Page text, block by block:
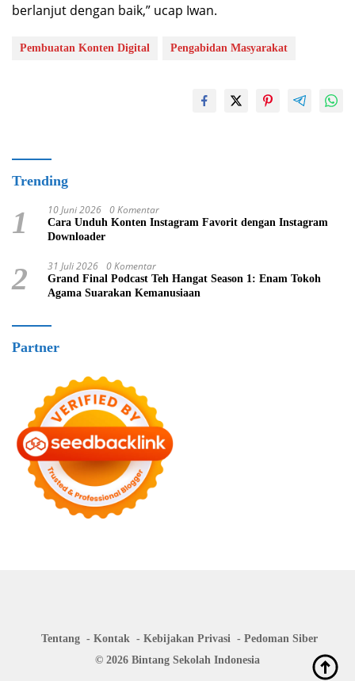
berlanjut dengan baik,” ucap Iwan.
Pembuatan Konten Digital Pengabidan Masyarakat
Trending
1 10 Juni 2026 0 Komentar
Cara Unduh Konten Instagram Favorit dengan Instagram
Downloader
2 31 Juli 2026 0 Komentar
Grand Final Podcast Teh Hangat Season 1: Enam Tokoh
Agama Suarakan Kemanusiaan
Partner
Tentang Kontak Kebijakan Privasi
Pedoman Siber
© 2026 Bintang Sekolah Indonesia